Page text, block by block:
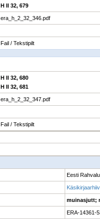
H II 32, 679
era_h_2_32_346.pdf
Fail / Tekstipilt
H II 32, 680
H II 32, 681
era_h_2_32_347.pdf
Fail / Tekstipilt
Eesti
muinasjutt;
ERA-14361-